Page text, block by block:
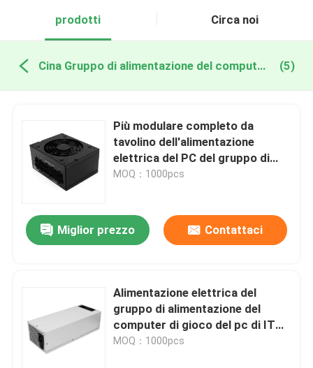
prodotti Circa noi
Cina Gruppo di alimentazione del computer di gioco (5)
Più modulare completo da
tavolino dell'alimentazione
elettrica del PC del gruppo di
alimentazione del computer di
MOQ：1000pcs
Miglior prezzo Contattaci
Alimentazione elettrica del
gruppo di alimentazione del
computer di gioco del pc di ITX
della flessione 300W-700W
MOQ：1000pcs